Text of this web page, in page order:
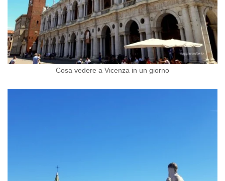
Cosa vedere a Vicenza in un giorno